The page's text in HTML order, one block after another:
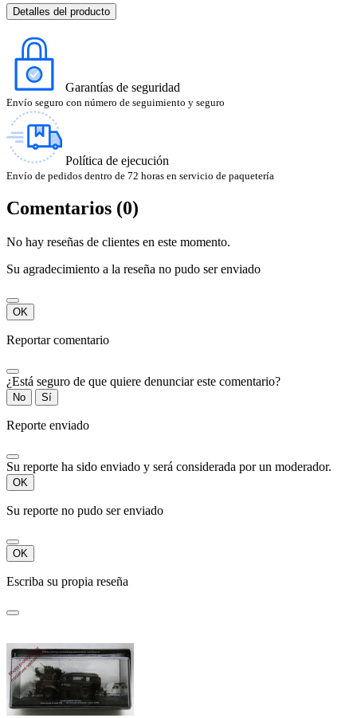
Detalles del producto
Garantías de seguridad
Envío seguro con número de seguimiento y seguro
Política de ejecución
Envío de pedidos dentro de 72 horas en servicio de paquetería
Comentarios (0)
No hay reseñas de clientes en este momento.
Su agradecimiento a la reseña no pudo ser enviado
OK
Reportar comentario
¿Está seguro de que quiere denunciar este comentario?
No Sí
Reporte enviado
Su reporte ha sido enviado y será considerada por un moderador.
OK
Su reporte no pudo ser enviado
OK
Escriba su propia reseña